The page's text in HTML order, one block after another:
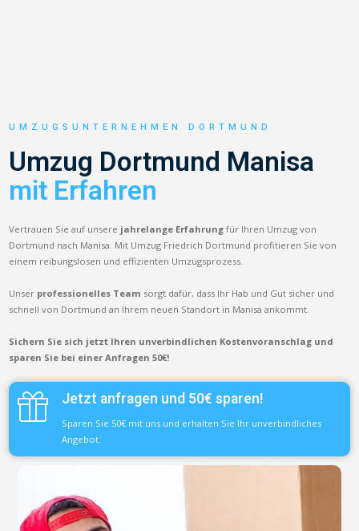
UMZUGSUNTERNEHMEN DORTMUND
Umzug Dortmund Manisa
mit Erfahren
Vertrauen Sie auf unsere jahrelange Erfahrung für Ihren Umzug von
Dortmund nach Manisa. Mit Umzug Friedrich Dortmund profitieren Sie von
einem reibungslosen und effizienten Umzugsprozess.
Unser professionelles Team sorgt dafür, dass Ihr Hab und Gut sicher und
schnell von Dortmund an Ihrem neuen Standort in Manisa ankommt.
Sichern Sie sich jetzt Ihren unverbindlichen Kostenvoranschlag und
sparen Sie bei einer Anfragen 50€!
Jetzt anfragen und 50€ sparen!
Sparen Sie 50€ mit uns und erhalten Sie Ihr unverbindliches
Angebot.